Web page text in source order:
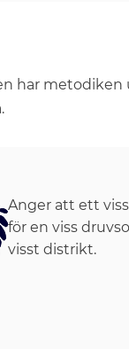
har metodiken
Anger att ett
för en viss
visst distrikt.